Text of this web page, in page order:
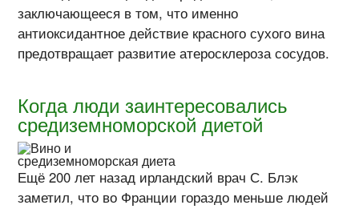
заключающееся в том, что именно
антиоксидантное действие красного сухого вина
предотвращает развитие атеросклероза сосудов.
Когда люди заинтересовались
средиземноморской диетой
Ещё 200 лет назад ирландский врач С. Блэк
заметил, что во Франции гораздо меньше людей